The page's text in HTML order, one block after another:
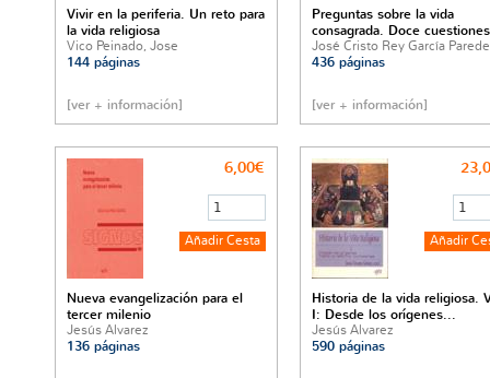
Vivir en la periferia. Un reto para
la vida religiosa
Vico Peinado, Jose
144 páginas
[ver + información]
Preguntas sobre la vida
consagrada. Doce
José Cristo Rey García
436 páginas
[ver + información]
Nueva evangelización para el
tercer milenio
Jesús Alvarez
136 páginas
6,00€
Historia de la vida religiosa.
I: Desde los orígenes...
Jesús Alvarez
590 páginas